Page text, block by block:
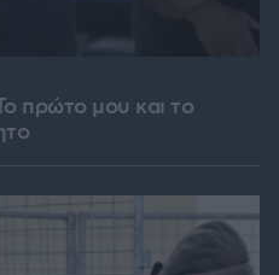
πρώτο μου και το